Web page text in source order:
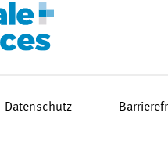
Datenschutz